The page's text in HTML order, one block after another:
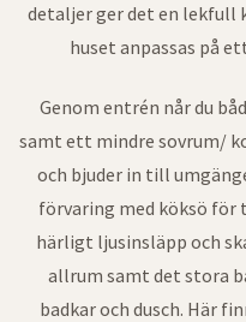
detaljer ger det en lekfull
huset anpassas på
Genom entrén når du
samt ett mindre sovrum/
och bjuder in till
förvaring med köksö
härligt ljusinsläpp och
allrum samt det stora
badkar och dusch. Här